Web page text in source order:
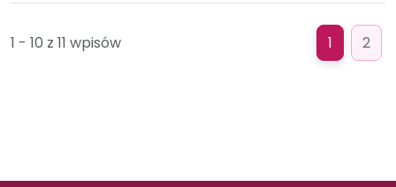
1 - 10 z 11 wpisów 1 2